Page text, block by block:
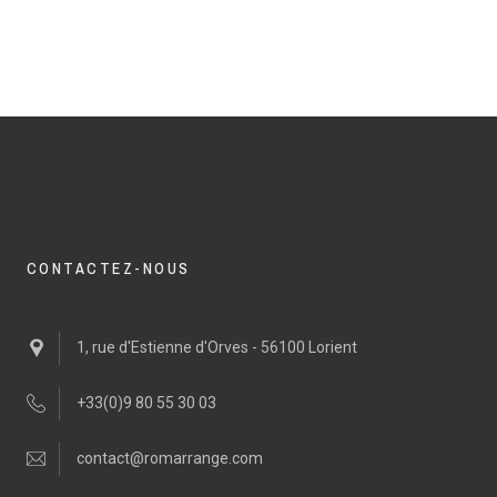
CONTACTEZ-NOUS
1, rue d'Estienne d'Orves - 56100 Lorient
+33(0)9 80 55 30 03
contact@romarrange.com